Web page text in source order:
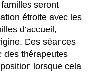
seront
étroite avec les
d’accueil,
Des séances
des thérapeutes
lorsque cela